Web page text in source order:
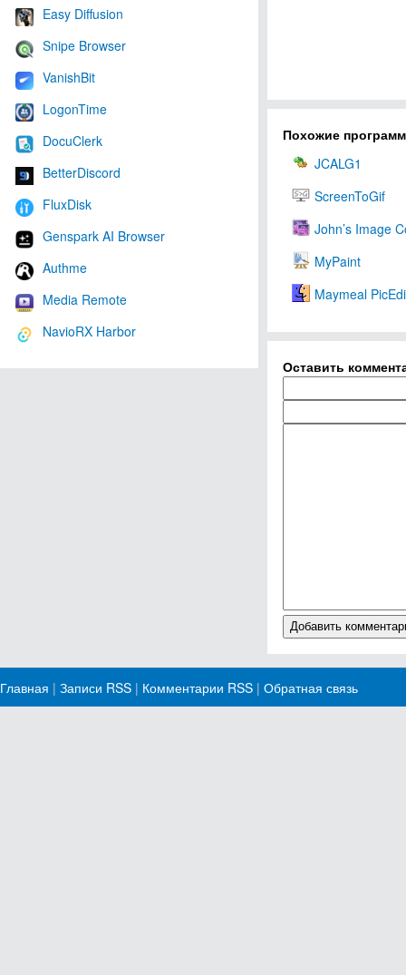
Easy Diffusion
Snipe Browser
VanishBit
LogonTime
DocuClerk
BetterDiscord
FluxDisk
Genspark AI Browser
Authme
Media Remote
NavioRX Harbor
Похожие
JCALG1
ScreenToGif
John’s Image
MyPaint
Maymeal
Оставить
Главная | Записи RSS | Комментарии RSS | Обратная связь